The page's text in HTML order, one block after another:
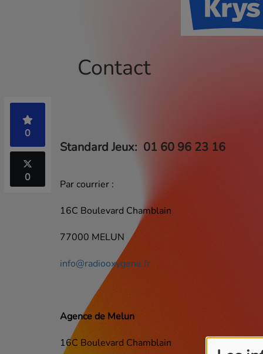
Contact
0
0
Standard Jeux: 01 60 96 23 16
Par courrier :
16C Boulevard Chamblain
77000 MELUN
info@radiooxygene.fr
Agence de Melun
16C Boulevard Chamblain